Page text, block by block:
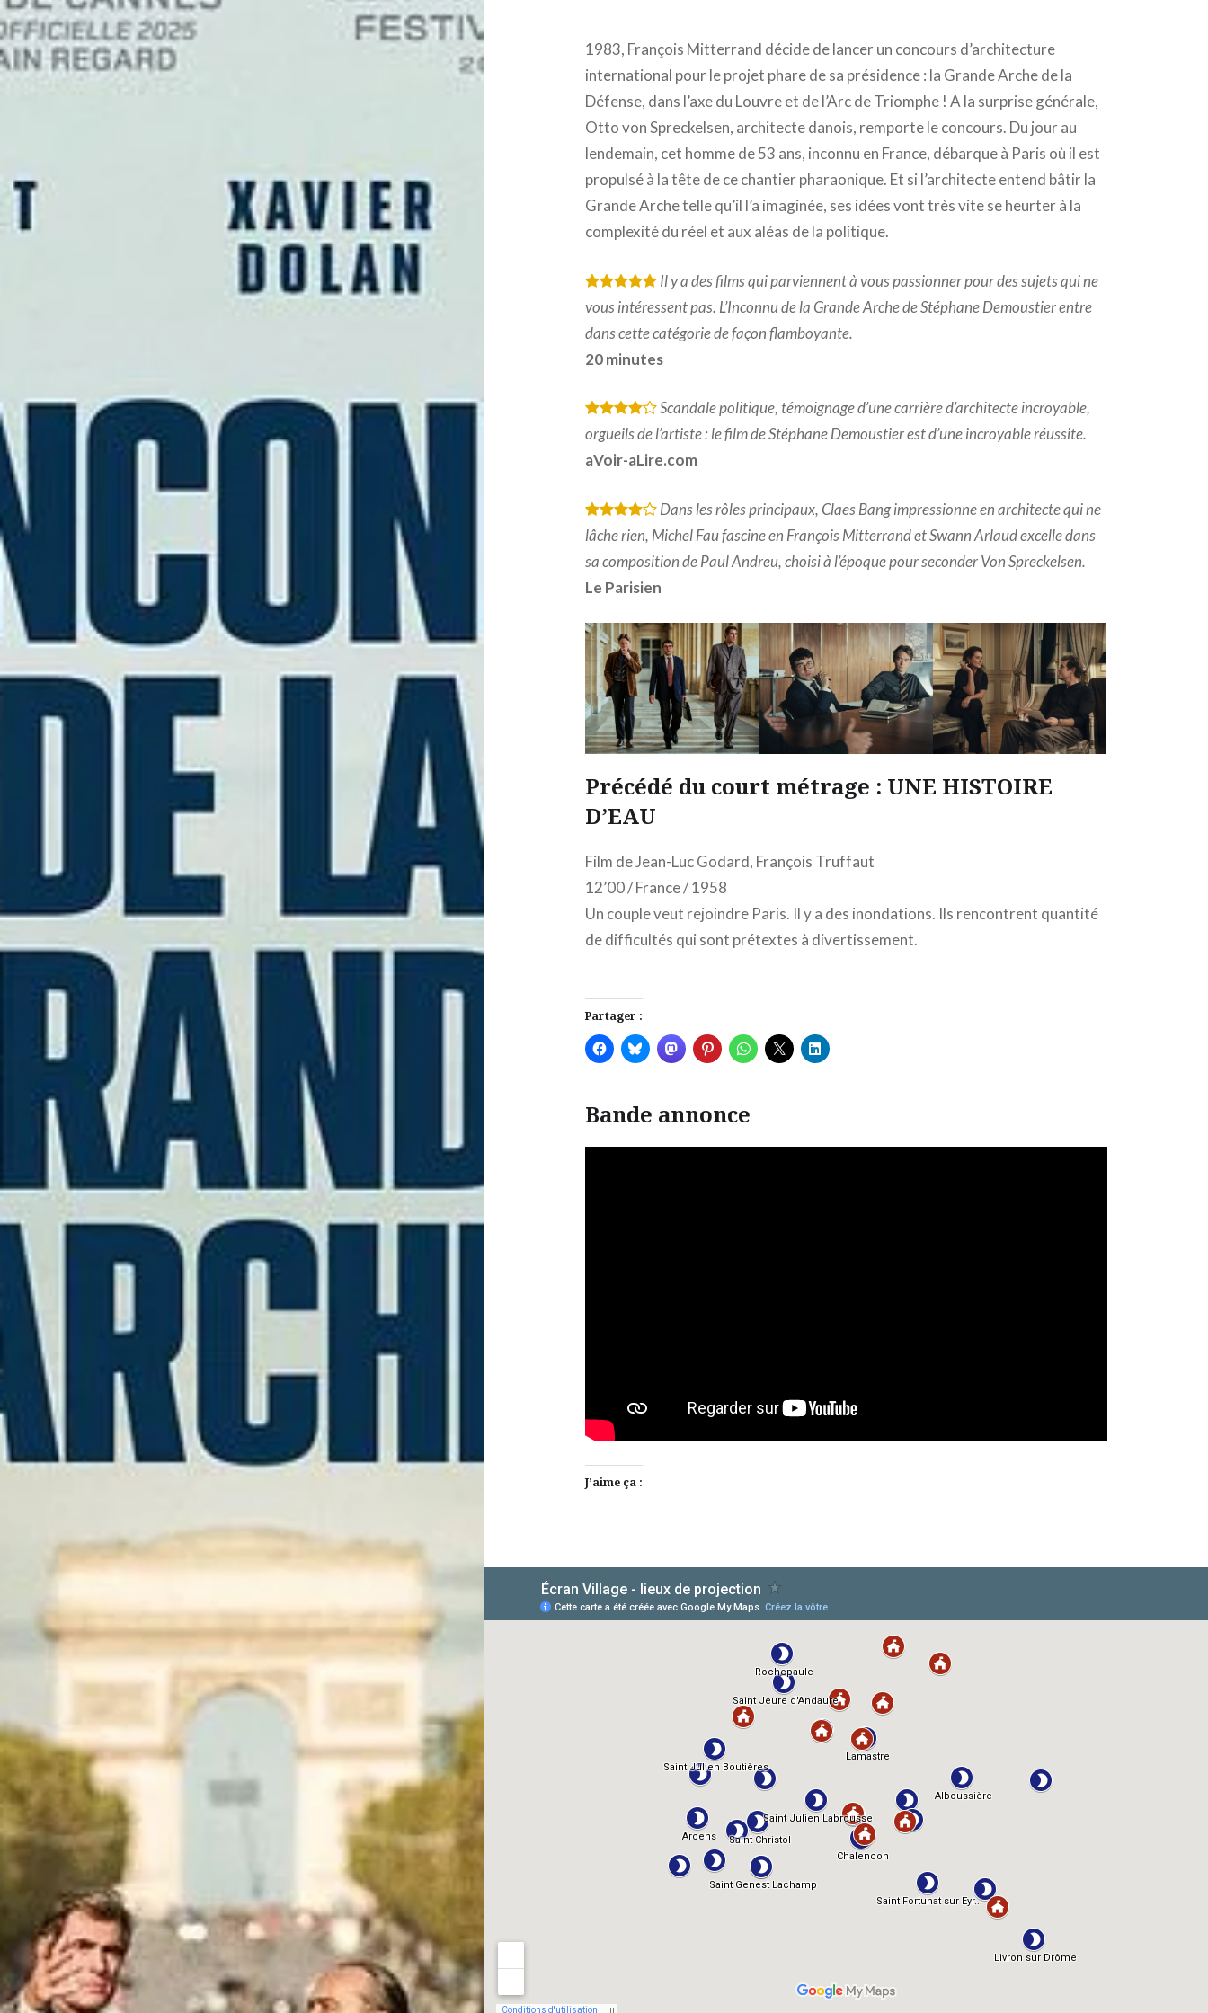
1983, François Mitterrand décide de lancer un concours d’architecture
international pour le projet phare de sa présidence : la Grande Arche de la
Défense, dans l’axe du Louvre et de l’Arc de Triomphe ! A la surprise générale,
Otto von Spreckelsen, architecte danois, remporte le concours. Du jour au
lendemain, cet homme de 53 ans, inconnu en France, débarque à Paris où il est
propulsé à la tête de ce chantier pharaonique. Et si l’architecte entend bâtir la
Grande Arche telle qu’il l’a imaginée, ses idées vont très vite se heurter à la
complexité du réel et aux aléas de la politique.
* * * * *Il y a des films qui parviennent à vous passionner pour des sujets qui ne
vous intéressent pas. L’Inconnu de la Grande Arche de Stéphane Demoustier entre
dans cette catégorie de façon flamboyante.
20 minutes
* * * *
Scandale politique, témoignage d’une carrière d’architecte incroyable,
orgueils de l’artiste : le film de Stéphane Demoustier est d’une incroyable réussite.
aVoir-aLire.com
* * * *
Dans les rôles principaux, Claes Bang impressionne en architecte qui ne
lâche rien, Michel Fau fascine en François Mitterrand et Swann Arlaud excelle dans
sa composition de Paul Andreu, choisi à l’époque pour seconder Von Spreckelsen.
Le Parisien
Précédé du court métrage : UNE HISTOIRE
D’EAU
Film de Jean-Luc Godard, François Truffaut
12’00 / France / 1958
Un couple veut rejoindre Paris. Il y a des inondations. Ils rencontrent quantité
de difficultés qui sont prétextes à divertissement.
Partager :
Bande annonce
J’aime ça :
AlloCiné